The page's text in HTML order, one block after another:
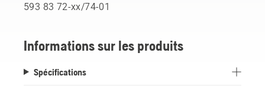
593 83 72-xx/74-01
Informations sur les produits
Spécifications